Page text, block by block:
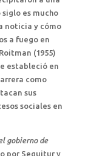
es mucho
noticia y cómo
a fuego en
(1955)
estableció en
como
sus
sociales en
gobierno de
por Sequitur y